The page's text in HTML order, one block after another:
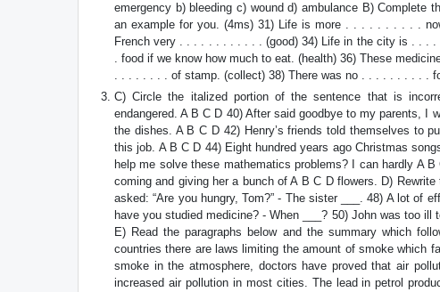
emergency b) bleeding c) wound d) ambulance B) Complete
an example for you. (4ms) 31) Life is more . . . . . . . . . .
French very . . . . . . . . . . . . (good) 34) Life in the city is . . .
. food if we know how much to eat. (health) 36) These
. . . . . . . . of stamp. (collect) 38) There was no . . . . . . . . . .
C) Circle the italized portion of the sentence that is
endangered. A B C D 40) After said goodbye to my parents, I
the dishes. A B C D 42) Henry’s friends told themselves to
this job. A B C D 44) Eight hundred years ago Christmas
help me solve these mathematics problems? I can hardly A
coming and giving her a bunch of A B C D flowers. D)
asked: “Are you hungry, Tom?” - The sister ___. 48) A lot of
have you studied medicine? - When ___? 50) John was too
E) Read the paragraphs below and the summary which
countries there are laws limiting the amount of smoke which
smoke in the atmosphere, doctors have proved that air
increased air pollution in most cities. The lead in petrol